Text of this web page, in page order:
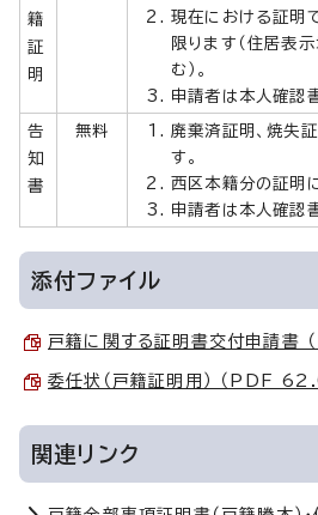
籍
証
明
現在における証明
限ります（住居表
む）。
申請者は本人確認
告
知
書
無料
廃棄済証明、焼失
す。
西区本籍分の証明
申請者は本人確認
添付ファイル
戸籍に関する証明書交付申請書
委任状（戸籍証明用） （PDF
関連リンク